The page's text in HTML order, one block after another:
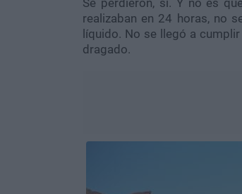
realizaban en 24 horas, no
líquido. No se llegó a
dragado.